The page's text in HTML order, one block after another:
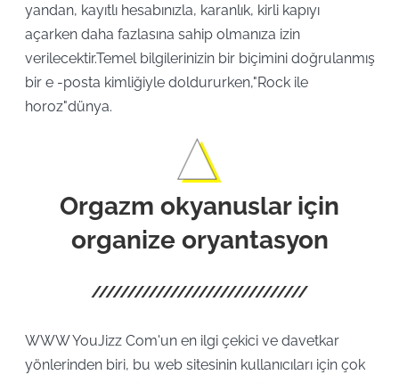
yandan, kayıtlı hesabınızla, karanlık, kirli kapıyı
açarken daha fazlasına sahip olmanıza izin
verilecektir.Temel bilgilerinizin bir biçimini doğrulanmış
bir e -posta kimliğiyle doldururken,"Rock ile
horoz"dünya.
Orgazm okyanuslar için
organize oryantasyon
WWW YouJizz Com'un en ilgi çekici ve davetkar
yönlerinden biri, bu web sitesinin kullanıcıları için çok